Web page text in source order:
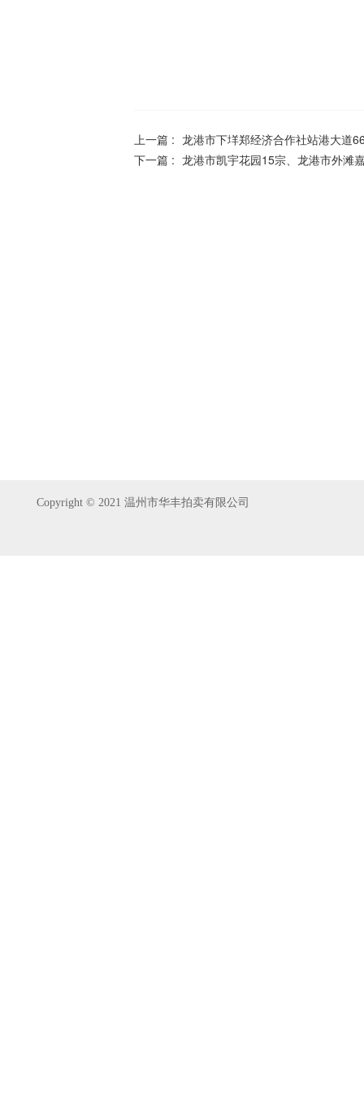
上一篇 : 龙港市下垟郑经济合作社站港大道
下一篇 : 龙港市凯宇花园15宗、龙港市外滩
Copyright © 2021 温州市华丰拍卖有限公司